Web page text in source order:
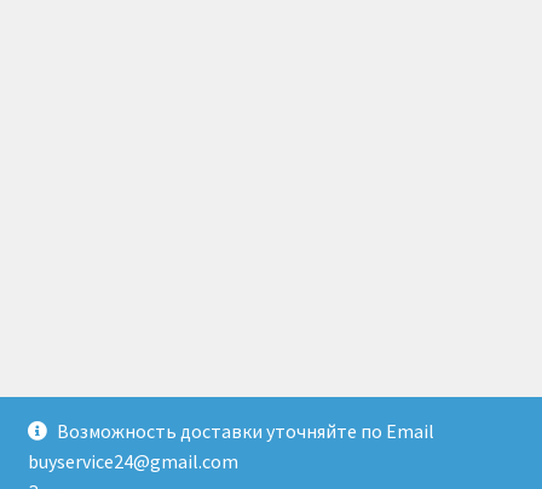
Возможность доставки уточняйте по Email
buyservice24@gmail.com
© Доставка товаров из Гонконга 2026
Создано с помощью WooCommerce